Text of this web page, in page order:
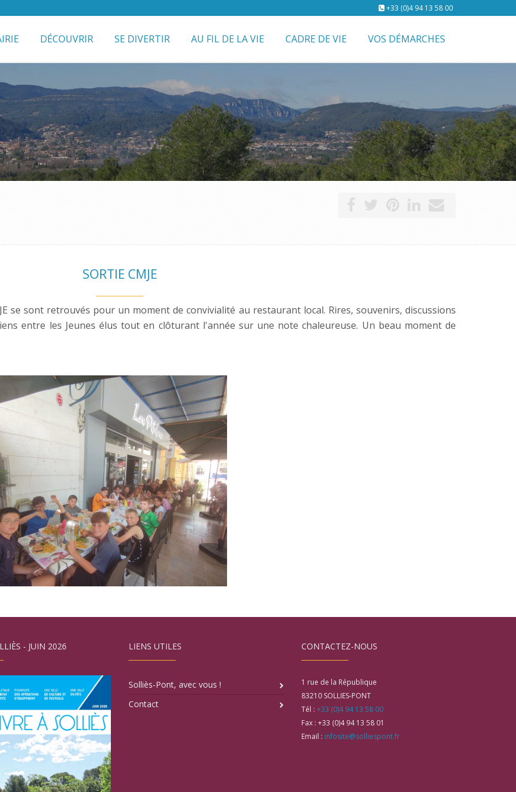
+33 (0)4 94 13 58 00
DÉCOUVRIR SE DIVERTIR AU FIL DE LA VIE CADRE DE VIE VOS DÉMARCHES
SORTIE CMJE
se sont retrouvés pour un moment de convivialité au restaurant local. Rires, souvenirs, discussions
entre les Jeunes élus tout en clôturant l'année sur une note chaleureuse. Un beau moment de
- JUIN 2026 LIENS UTILES
Solliès-Pont, avec vous !
Contact
CONTACTEZ-NOUS
1 rue de la République
83210 SOLLIES-PONT
Tél : +33 (0)4 94 13 58 00
Fax : +33 (0)4 94 13 58 01
Email : infosite@solliespont.fr